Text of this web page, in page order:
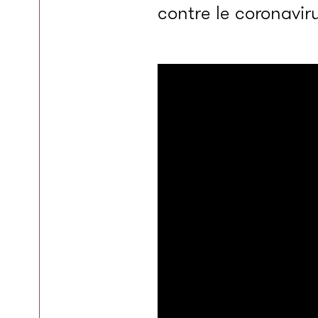
contre le